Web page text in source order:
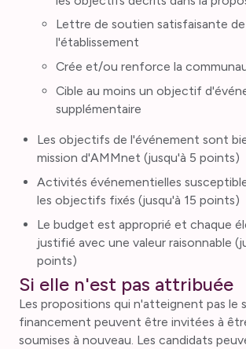
Lettre de soutien satisfaisante
l'établissement
Crée et/ou renforce la
Cible au moins un objectif
supplémentaire
Les objectifs de l'événement sont
mission d'AMMnet (jusqu'à 5 points)
Activités événementielles
les objectifs fixés (jusqu'à 15 points)
Le budget est approprié et chaque
justifié avec une valeur raisonnable
points)
Si elle n'est pas attribuée
Les propositions qui n'atteignent pas le
financement peuvent être invitées à
soumises à nouveau. Les candidats